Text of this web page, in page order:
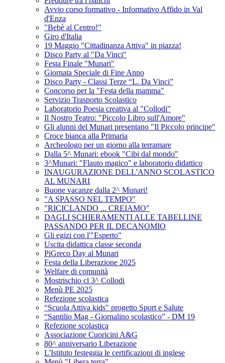
Avvio corso formativo - Informativo Affido in Val
d'Enza
"Bebè al Centro!"
Giro d'Italia
19 Maggio "Cittadinanza Attiva" in piazza!
Disco Party al "Da Vinci"
Festa Finale "Munari"
Giornata Speciale di Fine Anno
Disco Party - Classi Terze “L. Da Vinci”
Concorso per la "Festa della mamma"
Servizio Trasporto Scolastico
Laboratorio Poesia creativa al "Collodi"
Il Nostro Teatro: "Piccolo Libro sull'Amore"
Gli alunni del Munari presentano "Il Piccolo principe"
Croce bianca alla Primaria
Archeologo per un giorno alla terramare
Dalla 5^ Munari: ebook "Cibi dal mondo"
3^Munari: "Flauto magico" e laboratorio didattico
INAUGURAZIONE DELL'ANNO SCOLASTICO
AL MUNARI
Buone vacanze dalla 2^ Munari!
"A SPASSO NEL TEMPO"
"RICICLANDO ... CREIAMO"
DAGLI SCHIERAMENTI ALLE TABELLINE
PASSANDO PER IL DECANOMIO
Gli egizi con l'"Esperto"
Uscita didattica classe seconda
PiGreco Day al Munari
Festa della Liberazione 2025
Welfare di comunità
Mostrischio cl 3^ Collodi
Menù PE 2025
Refezione scolastica
“Scuola Attiva kids" progetto Sport e Salute
“Santilio Mag - Giornalino scolastico” - DM 19
Refezione scolastica
Associazione Cuoricini A&G
80^ anniversario Liberazione
L'Istituto festeggia le certificazioni di inglese